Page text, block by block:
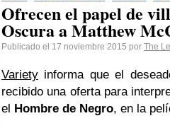
Ofrecen el papel de
Oscura a Matthew
Publicado el 17 noviembre 2015 por The
Variety informa que el
recibido una oferta para
el Hombre de Negro, en la